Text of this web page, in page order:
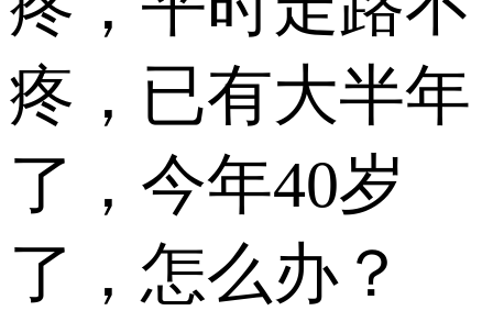
疼，已有大半年
了，今年40岁
了，怎么办？